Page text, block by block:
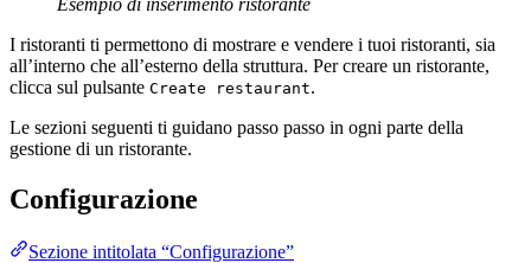
I ristoranti ti permettono di mostrare e vendere i tuoi ristoranti, sia
all’interno che all’esterno della struttura. Per creare un ristorante,
clicca sul pulsante Create restaurant.
Le sezioni seguenti ti guidano passo passo in ogni parte della
gestione di un ristorante.
Configurazione
Sezione intitolata “Configurazione”